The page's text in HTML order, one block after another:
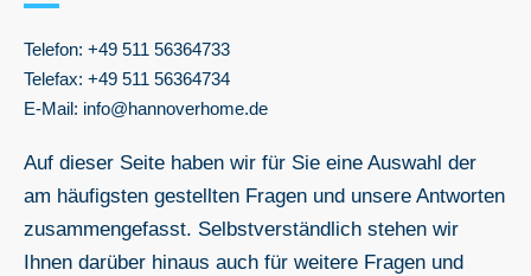
Telefon: +49 511 56364733
Telefax: +49 511 56364734
E-Mail: info@hannoverhome.de
Auf dieser Seite haben wir für Sie eine Auswahl der
am häufigsten gestellten Fragen und unsere Antworten
zusammengefasst. Selbstverständlich stehen wir
Ihnen darüber hinaus auch für weitere Fragen und